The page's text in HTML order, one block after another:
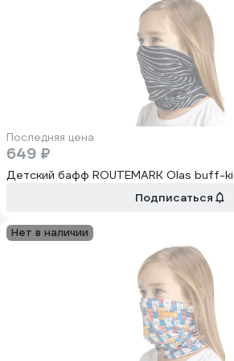
Последняя цена
649 ₽
Детский бафф ROUTEMARK Olas buff-
Подписаться
Нет в наличии